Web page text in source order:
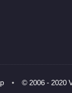
• © 2006 - 2020